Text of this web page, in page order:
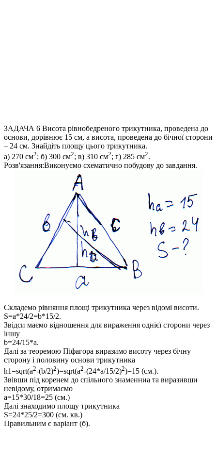
ЗАДАЧА 6 Висота рівнобедреного трикутника, проведена до
основи, дорівнює 15 см, а висота, проведена до бічної сторони
– 24 см. Знайдіть площу цього трикутника.
а) 270 см2; б) 300 см2; в) 310 см2; г) 285 см2.
Розв'язання:Виконуємо схематично побудову до завдання.
Складемо рівняння площі трикутника через відомі висоти.
S=a*24/2=b*15/2.
Звідси маємо відношення для вираження однієї сторони через
іншу
b=24/15*a.
Далі за теоремою Піфагора виразимо висоту через бічну
сторону і половину основи трикутника
h1=sqrt(a2-(b/2)2)=sqrt(a2-(24*a/15/2)2)=15 (см.).
Звівши під коренем до спільного знаменниа та виразивши
невідому, отримаємо
a=15*30/18=25 (см.)
Далі знаходимо площу трикутника
S=24*25/2=300 (см. кв.)
Правильним є варіант (б).